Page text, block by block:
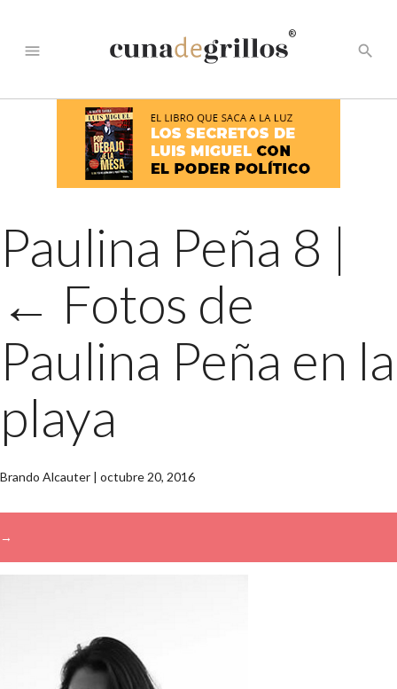
menu
®
search
Paulina Peña 8 |
← Fotos de
Paulina Peña en la
playa
Brando Alcauter | octubre 20, 2016
→